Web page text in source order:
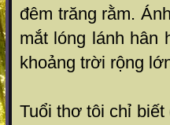
đêm trăng rằm.
mắt lóng lánh hân
khoảng trời rộng
Tuổi thơ tôi chỉ